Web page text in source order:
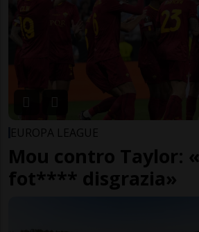
EUROPA LEAGUE
Mou contro Taylor:
fot**** disgrazia»